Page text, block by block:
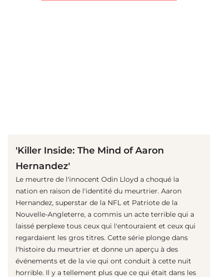
'Killer Inside: The Mind of Aaron
Hernandez'
Le meurtre de l'innocent Odin Lloyd a choqué la
nation en raison de l'identité du meurtrier. Aaron
Hernandez, superstar de la NFL et Patriote de la
Nouvelle-Angleterre, a commis un acte terrible qui a
laissé perplexe tous ceux qui l'entouraient et ceux qui
regardaient les gros titres. Cette série plonge dans
l'histoire du meurtrier et donne un aperçu à des
événements et de la vie qui ont conduit à cette nuit
horrible. Il y a tellement plus que ce qui était dans les